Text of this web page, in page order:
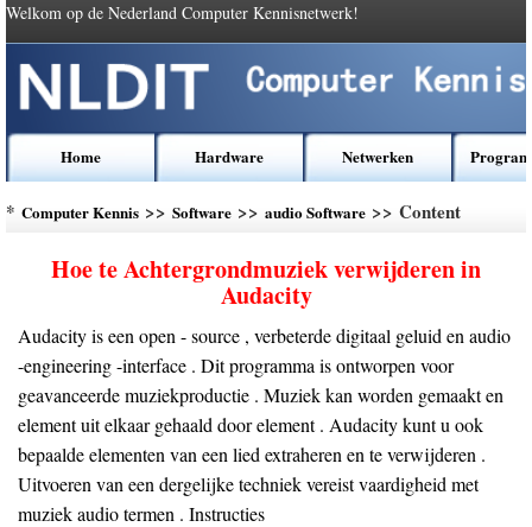
Welkom op de Nederland Computer Kennisnetwerk!
Home Hardware Netwerken
* Computer Kennis >> Software >> audio Software >> Content
Hoe te Achtergrondmuziek verwijderen in
Audacity
Audacity is een open - source , verbeterde digitaal geluid en audio
-engineering -interface . Dit programma is ontworpen voor
geavanceerde muziekproductie . Muziek kan worden gemaakt en
element uit elkaar gehaald door element . Audacity kunt u ook
bepaalde elementen van een lied extraheren en te verwijderen .
Uitvoeren van een dergelijke techniek vereist vaardigheid met
muziek audio termen . Instructies